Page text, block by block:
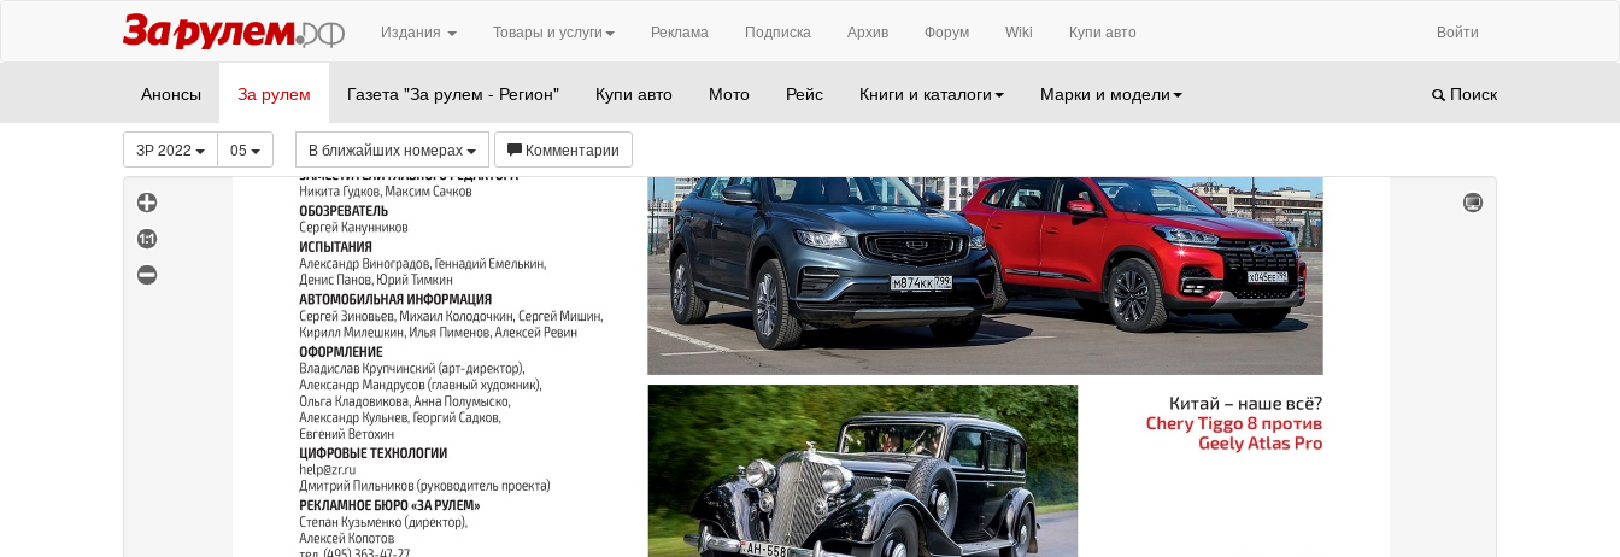
Издания Товары и услуги Реклама Подписка Архив Форум Wiki Купи авто Войти
Анонсы За рулем Газета "За рулем - Регион" Купи авто Мото Рейс Книги и каталоги Марки и модели Поиск
ЗР 2022 05 В ближайших номерах Комментарии